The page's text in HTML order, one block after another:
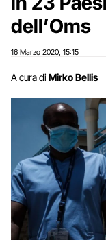
dell’Oms
16 Marzo 2020 15:15
A cura di Mirko Bellis